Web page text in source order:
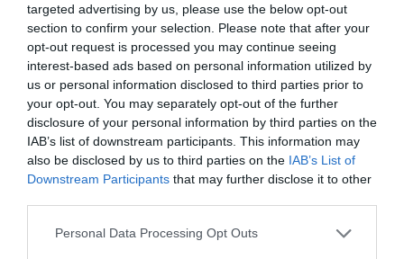
targeted advertising by us, please use the below opt-out
section to confirm your selection. Please note that after your
opt-out request is processed you may continue seeing
interest-based ads based on personal information utilized by
us or personal information disclosed to third parties prior to
your opt-out. You may separately opt-out of the further
disclosure of your personal information by third parties on the
IAB’s list of downstream participants. This information may
also be disclosed by us to third parties on the IAB’s List of
Downstream Participants that may further disclose it to other
Please note that this website/app uses one or more Google
Personal Data Processing Opt Outs
A rétek fehér csodája: sebgyógyító és növényvédő
egyben
Földben vagy cserépben? Így neveld a
fűszernövényedet
Három nővér a kertben: csodát tesz ez a
növénytársítás
spárga népszerűsg mezőgazdaság élelmiszer